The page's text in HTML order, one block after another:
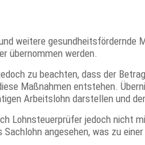
weitere gesundheitsfördernde
übernommen werden.
zu beachten, dass der
Maßnahmen entstehen.
Arbeitslohn darstellen und
Lohnsteuerprüfer jedoch nicht
Sachlohn angesehen, was zu